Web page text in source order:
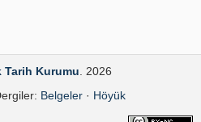
Tarih Kurumu . 2026
Belgeler· Höyük